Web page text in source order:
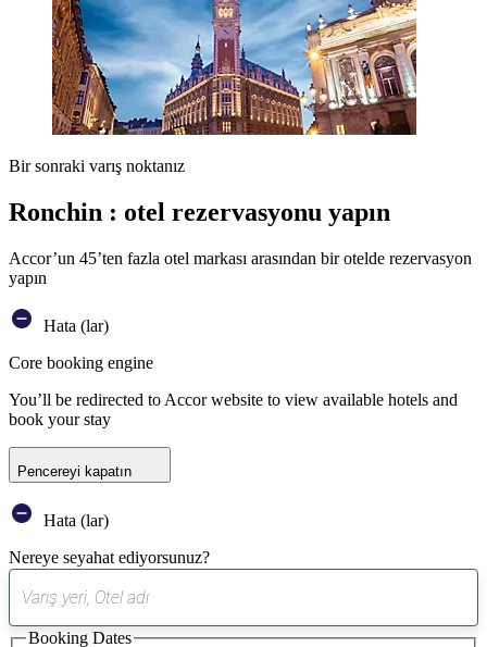
Bir sonraki varış noktanız
Ronchin : otel rezervasyonu yapın
Accor’un 45’ten fazla otel markası arasından bir otelde rezervasyon
yapın
Hata (lar)
Core booking engine
You’ll be redirected to Accor website to view available hotels and
book your stay
Pencereyi kapatın
Hata (lar)
Nereye seyahat ediyorsunuz?
öneri
bulundu
Booking Dates